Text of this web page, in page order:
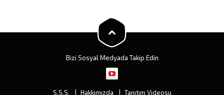
olarak...
Bizi Sosyal Medyada Takip Edin
S.S.S. Hakkımızda Tanıtım Videosu
Müşteri Temsilcisi